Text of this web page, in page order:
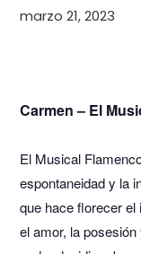
marzo 21, 2023
Carmen – El
El Musical
espontaneidad y la
que hace florecer
el amor, la